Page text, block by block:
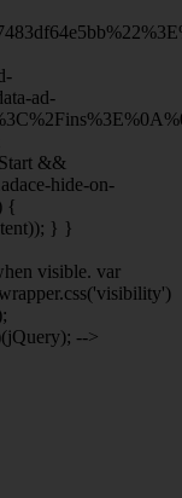
ad-
&&
hide-on-
{
} }
visible. var
-->